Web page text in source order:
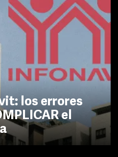
los errores
el